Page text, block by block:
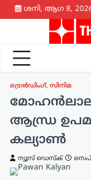
Skip
to
ശനി, ആഗ 8,
ട്രെൻഡിംഗ്, സിനിമ
ആന്ധ്ര
കല്യാൺ
ന്യൂസ് ഡെസ്ക്